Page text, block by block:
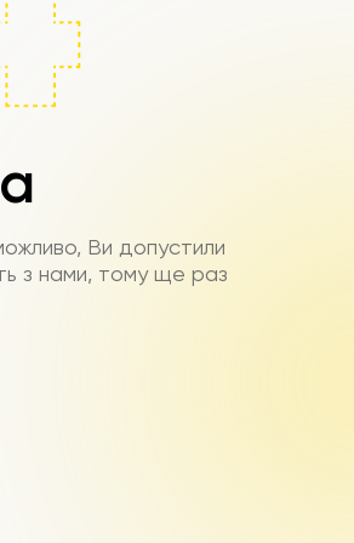
Ви допустили
з нами, тому ще раз